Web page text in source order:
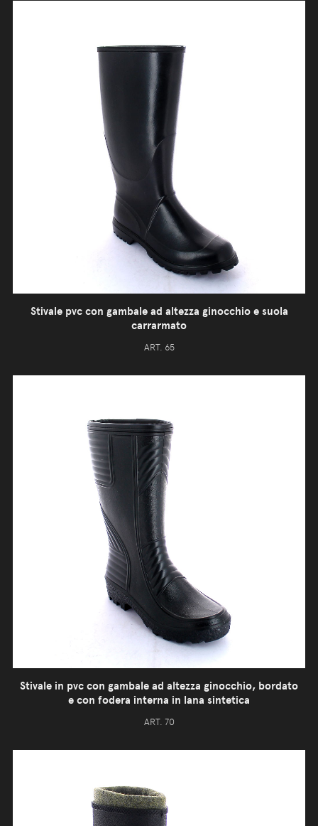
Stivale pvc con gambale ad altezza ginocchio e suola
carrarmato
ART. 65
Stivale in pvc con gambale ad altezza ginocchio, bordato
e con fodera interna in lana sintetica
ART. 70